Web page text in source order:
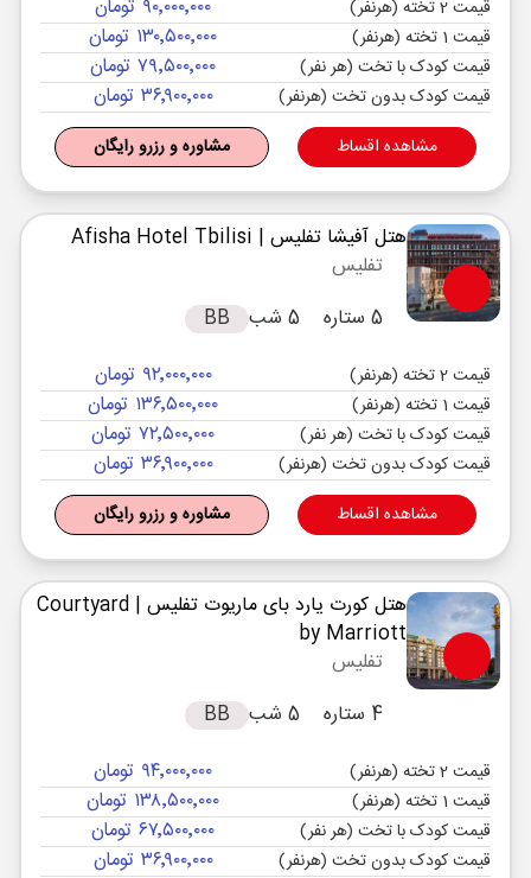
قیمت 2 تخته (هرنفر) ۹۰٬۰۰۰٬۰۰۰ تومان
قیمت 1 تخته (هرنفر) ۱۳۰٬۵۰۰٬۰۰۰ تومان
قیمت کودک با تخت (هر نفر) ۷۹٬۵۰۰٬۰۰۰ تومان
قیمت کودک بدون تخت (هرنفر) ۳۶٬۹۰۰٬۰۰۰ تومان
مشاهده اقساط مشاوره و رزرو رایگان
هتل آفیشا تفلیس | Afisha Hotel Tbilisi
تفلیس
5 ستاره
5 شب BB
قیمت 2 تخته (هرنفر) ۹۲٬۰۰۰٬۰۰۰ تومان
قیمت 1 تخته (هرنفر) ۱۳۶٬۵۰۰٬۰۰۰ تومان
قیمت کودک با تخت (هر نفر) ۷۲٬۵۰۰٬۰۰۰ تومان
قیمت کودک بدون تخت (هرنفر) ۳۶٬۹۰۰٬۰۰۰ تومان
مشاهده اقساط مشاوره و رزرو رایگان
هتل کورت یارد بای ماریوت تفلیس | Courtyard
by Marriott
تفلیس
4 ستاره
5 شب BB
قیمت 2 تخته (هرنفر) ۹۴٬۰۰۰٬۰۰۰ تومان
قیمت 1 تخته (هرنفر) ۱۳۸٬۵۰۰٬۰۰۰ تومان
قیمت کودک با تخت (هر نفر) ۶۷٬۵۰۰٬۰۰۰ تومان
قیمت کودک بدون تخت (هرنفر) ۳۶٬۹۰۰٬۰۰۰ تومان